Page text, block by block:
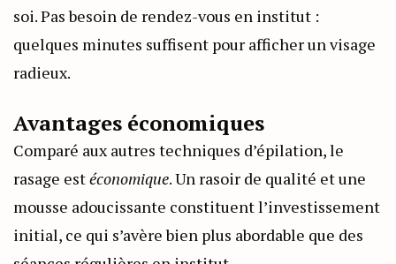
soi. Pas besoin de rendez-vous en institut :
quelques minutes suffisent pour afficher un visage
radieux.
Avantages économiques
Comparé aux autres techniques d’épilation, le
rasage estéconomique. Un rasoir de qualité et une
mousse adoucissante constituent l’investissement
initial, ce qui s’avère bien plus abordable que des